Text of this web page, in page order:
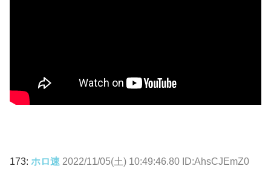
173: ホロ速 2022/11/05(土) 10:49:46.80 ID:AhsCJEmZ0